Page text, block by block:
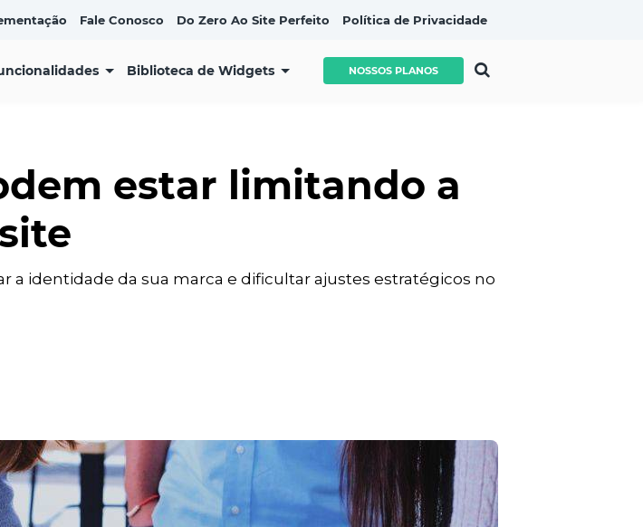
Fale Conosco Do Zero Ao Site Perfeito Política de Privacidade
Biblioteca de Widgets NOSSOS PLANOS
estar limitando a
identidade da sua marca e dificultar ajustes estratégicos no